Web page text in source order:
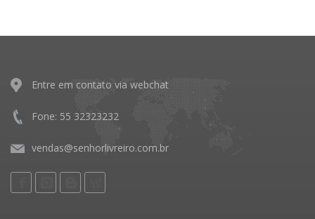
Entre em contato via webchat
Fone: 55 32323232
vendas@senhorlivreiro.com.br